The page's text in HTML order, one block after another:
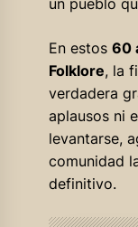
un pueblo
En estos 60
Folklore, la
verdadera
aplausos ni
levantarse,
comunidad
definitivo.